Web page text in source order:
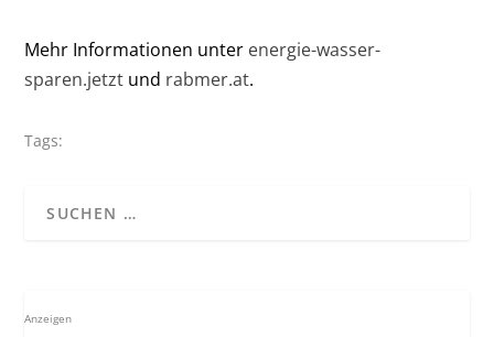
Mehr Informationen unter energie-wasser-
sparen.jetzt und rabmer.at.
Tags:
Anzeigen